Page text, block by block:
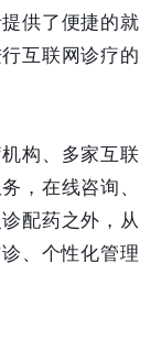
供了便捷的就
互联网诊疗的
构、多家互联
，在线咨询、
配药之外，从
、个性化管理